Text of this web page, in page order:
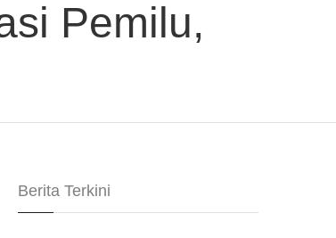
Pemilu,
Berita Terkini